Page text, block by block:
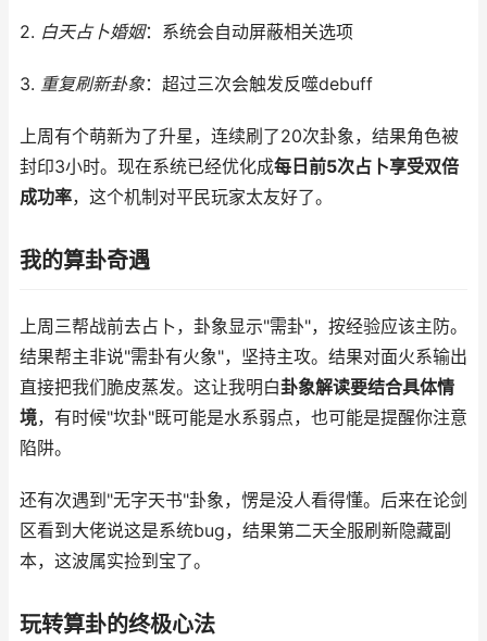
2. 白天占卜婚姻：系统会自动屏蔽相关选项
3. 重复刷新卦象：超过三次会触发反噬debuff
上周有个萌新为了升星，连续刷了20次卦象，结果角色被
封印3小时。现在系统已经优化成每日前5次占卜享受双倍
成功率，这个机制对平民玩家太友好了。
我的算卦奇遇
上周三帮战前去占卜，卦象显示"需卦"，按经验应该主防。
结果帮主非说"需卦有火象"，坚持主攻。结果对面火系输出
直接把我们脆皮蒸发。这让我明白卦象解读要结合具体情
境，有时候"坎卦"既可能是水系弱点，也可能是提醒你注意
陷阱。
还有次遇到"无字天书"卦象，愣是没人看得懂。后来在论剑
区看到大佬说这是系统bug，结果第二天全服刷新隐藏副
本，这波属实捡到宝了。
玩转算卦的终极心法